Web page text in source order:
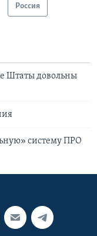
Россия
Штаты довольны
систему ПРО